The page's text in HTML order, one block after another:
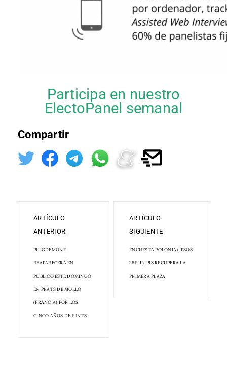
Participa en nuestro
ElectoPanel semanal
Compartir
ARTÍCULO
ANTERIOR
PUIGDEMONT
REAPARECERÁ EN
PÚBLICO ESTE DOMINGO
EN PRATS DE MOLLÓ
(FRANCIA) POR LOS
CINCO AÑOS DE JUNTS
ARTÍCULO
SIGUIENTE
ENCUESTA POLONIA (IPSOS
26JUL): PIS RECUPERA LA
PRIMERA PLAZA